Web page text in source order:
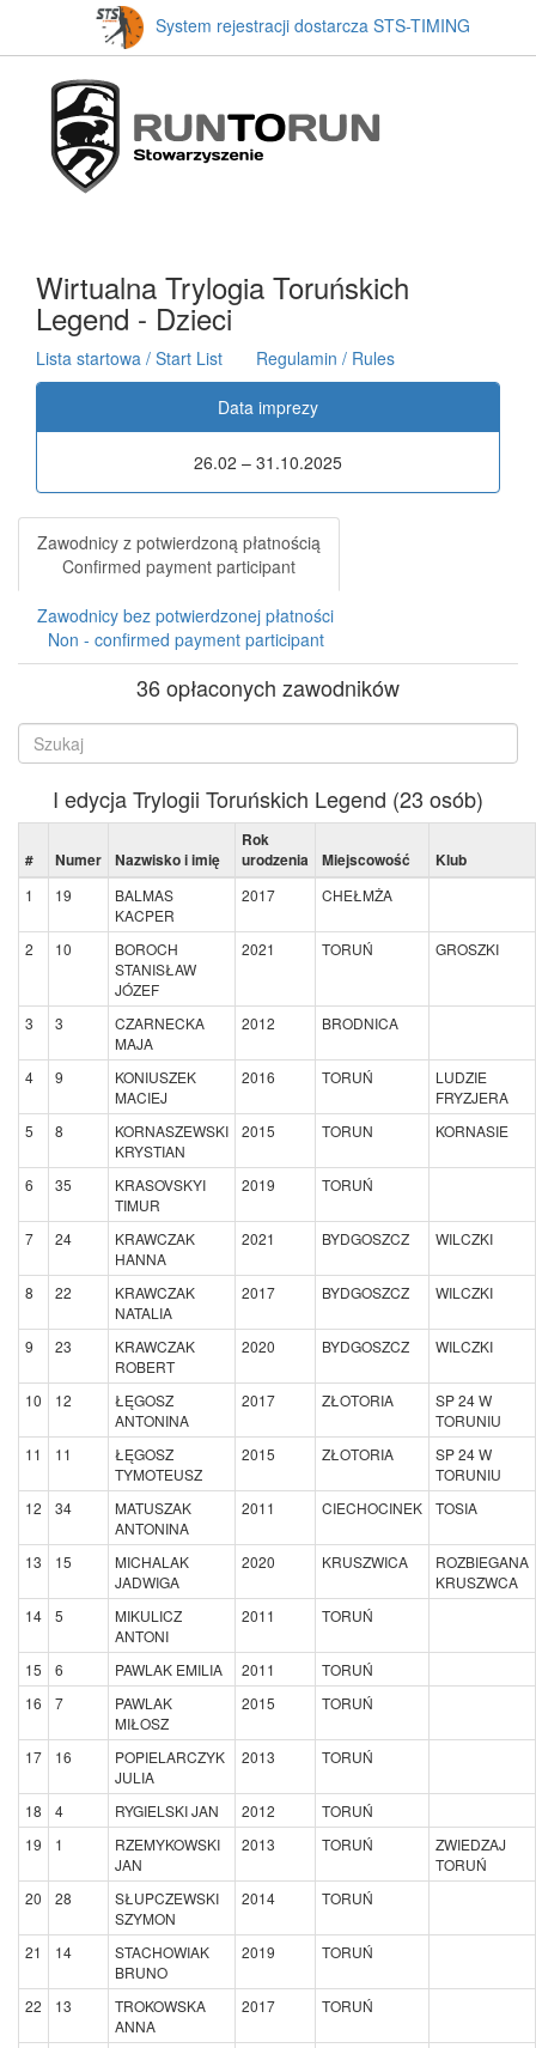
System rejestracji dostarcza STS-TIMING
Wirtualna Trylogia Toruńskich
Legend - Dzieci
Lista startowa / Start List Regulamin / Rules
Data imprezy
26.02 – 31.10.2025
Zawodnicy z potwierdzoną płatnością
Confirmed payment participant
Zawodnicy bez potwierdzonej płatności
Non - confirmed payment participant
36 opłaconych zawodników
I edycja Trylogii Toruńskich Legend (23 osób)
# Numer Nazwisko i imię
Rok
urodzenia
Miejscowość Klub
1 19
BALMAS
KACPER
2017 CHEŁMŻA
2 10
BOROCH
STANISŁAW
JÓZEF
2021 TORUŃ GROSZKI
3 3
CZARNECKA
MAJA
2012 BRODNICA
4 9
KONIUSZEK
MACIEJ
2016 TORUŃ
LUDZIE
FRYZJERA
5
8
KORNASZEWSKI
KRYSTIAN
2015 TORUN KORNASIE
6 35
KRASOVSKYI
TIMUR
2019 TORUŃ
7 24
KRAWCZAK
HANNA
2021 BYDGOSZCZ WILCZKI
8 22
KRAWCZAK
NATALIA
2017 BYDGOSZCZ WILCZKI
9 23
KRAWCZAK
ROBERT
2020 BYDGOSZCZ WILCZKI
10 12
ŁĘGOSZ
ANTONINA
2017 ZŁOTORIA
SP 24 W
TORUNIU
11
11
ŁĘGOSZ
TYMOTEUSZ
2015 ZŁOTORIA
SP 24 W
TORUNIU
12
34
MATUSZAK
ANTONINA
2011 CIECHOCINEK TOSIA
13 15
MICHALAK
JADWIGA
2020 KRUSZWICA
ROZBIEGANA
KRUSZWCA
14
5
MIKULICZ
ANTONI
2011 TORUŃ
15 6 PAWLAK EMILIA 2011
TORUŃ
16
7
PAWLAK
MIŁOSZ
2015 TORUŃ
17 16
POPIELARCZYK
JULIA
2013 TORUŃ
18 4 RYGIELSKI JAN 2012
TORUŃ
19
1
RZEMYKOWSKI
JAN
2013 TORUŃ
ZWIEDZAJ
TORUŃ
20
28
SŁUPCZEWSKI
SZYMON
2014 TORUŃ
21 14
STACHOWIAK
BRUNO
2019 TORUŃ
22 13
TROKOWSKA
ANNA
2017 TORUŃ